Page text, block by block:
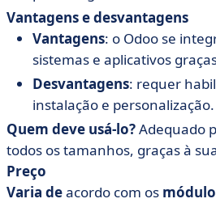
Vantagens e desvantagens
Vantagens: o Odoo se
sistemas e aplicativos
Desvantagens: requer
instalação e personalização.
Quem deve usá-lo?Adequado
todos os tamanhos, graças à
Preço
Varia deacordo com os